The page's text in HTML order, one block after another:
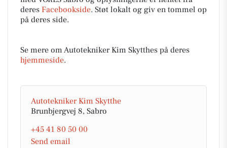
deres Facebookside. Støt lokalt og giv en tommel op
på deres side.
Se mere om Autotekniker Kim Skytthes på deres
hjemmeside.
Autotekniker Kim Skytthe
Brunbjergvej 8, Sabro
+45 41 80 50 00
Send email